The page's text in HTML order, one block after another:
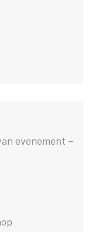
evenement –